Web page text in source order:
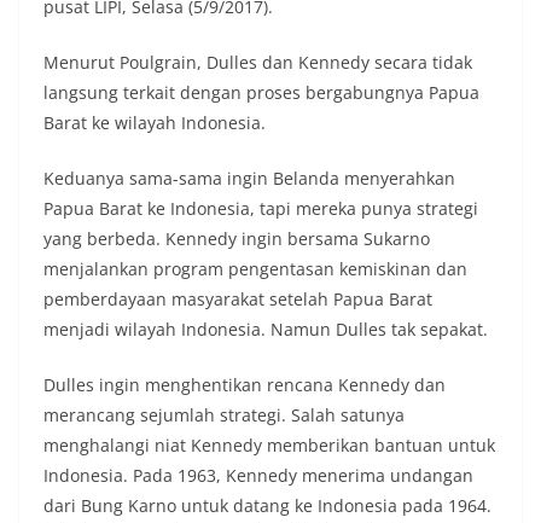
pusat LIPI, Selasa (5/9/2017).
Menurut Poulgrain, Dulles dan Kennedy secara tidak
langsung terkait dengan proses bergabungnya Papua
Barat ke wilayah Indonesia.
Keduanya sama-sama ingin Belanda menyerahkan
Papua Barat ke Indonesia, tapi mereka punya strategi
yang berbeda. Kennedy ingin bersama Sukarno
menjalankan program pengentasan kemiskinan dan
pemberdayaan masyarakat setelah Papua Barat
menjadi wilayah Indonesia. Namun Dulles tak sepakat.
Dulles ingin menghentikan rencana Kennedy dan
merancang sejumlah strategi. Salah satunya
menghalangi niat Kennedy memberikan bantuan untuk
Indonesia. Pada 1963, Kennedy menerima undangan
dari Bung Karno untuk datang ke Indonesia pada 1964.